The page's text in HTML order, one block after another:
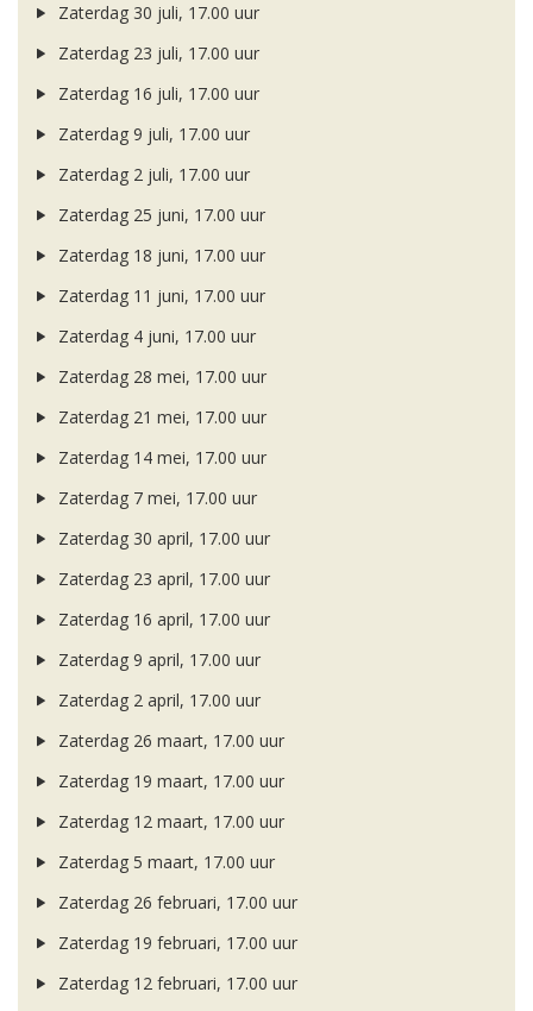
Zaterdag 30 juli, 17.00 uur
Zaterdag 23 juli, 17.00 uur
Zaterdag 16 juli, 17.00 uur
Zaterdag 9 juli, 17.00 uur
Zaterdag 2 juli, 17.00 uur
Zaterdag 25 juni, 17.00 uur
Zaterdag 18 juni, 17.00 uur
Zaterdag 11 juni, 17.00 uur
Zaterdag 4 juni, 17.00 uur
Zaterdag 28 mei, 17.00 uur
Zaterdag 21 mei, 17.00 uur
Zaterdag 14 mei, 17.00 uur
Zaterdag 7 mei, 17.00 uur
Zaterdag 30 april, 17.00 uur
Zaterdag 23 april, 17.00 uur
Zaterdag 16 april, 17.00 uur
Zaterdag 9 april, 17.00 uur
Zaterdag 2 april, 17.00 uur
Zaterdag 26 maart, 17.00 uur
Zaterdag 19 maart, 17.00 uur
Zaterdag 12 maart, 17.00 uur
Zaterdag 5 maart, 17.00 uur
Zaterdag 26 februari, 17.00 uur
Zaterdag 19 februari, 17.00 uur
Zaterdag 12 februari, 17.00 uur